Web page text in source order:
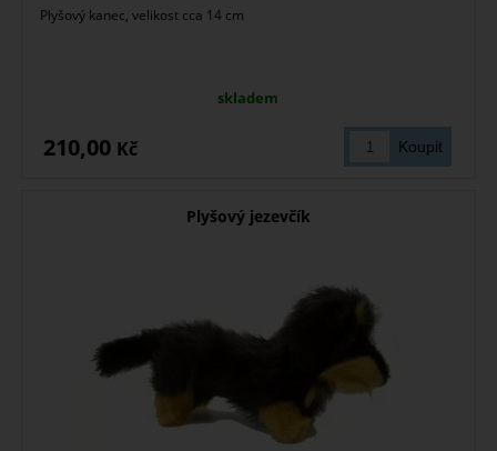
Plyšový kanec, velikost cca 14 cm
skladem
210,00 Kč
Plyšový jezevčík